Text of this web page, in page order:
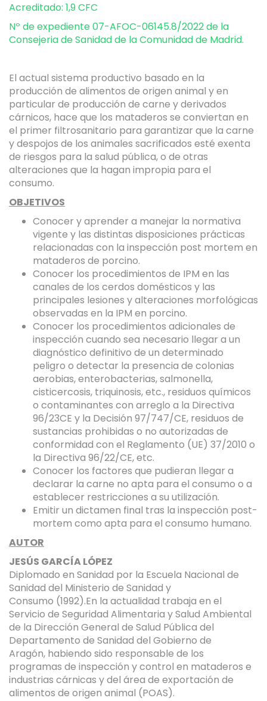
Acreditado: 1,9 CFC
Nº de expediente 07-AFOC-06145.8/2022 de la
Consejeria de Sanidad de la Comunidad de Madrid.
El actual sistema productivo basado en la
producción de alimentos de origen animal y en
particular de producción de carne y derivados
cárnicos, hace que los mataderos se conviertan en
el primer filtrosanitario para garantizar que la carne
y despojos de los animales sacrificados esté exenta
de riesgos para la salud pública, o de otras
alteraciones que la hagan impropia para el
consumo.
OBJETIVOS
Conocer y aprender a manejar la normativa
vigente y las distintas disposiciones prácticas
relacionadas con la inspección post mortem en
mataderos de porcino.
Conocer los procedimientos de IPM en las
canales de los cerdos domésticos y las
principales lesiones y alteraciones morfológicas
observadas en la IPM en porcino.
Conocer los procedimientos adicionales de
inspección cuando sea necesario llegar a un
diagnóstico definitivo de un determinado
peligro o detectar la presencia de colonias
aerobias, enterobacterias, salmonella,
cisticercosis, triquinosis, etc., residuos químicos
o contaminantes con arreglo a la Directiva
96/23CE y la Decisión 97/747/CE, residuos de
sustancias prohibidas o no autorizadas de
conformidad con el Reglamento (UE) 37/2010 o
la Directiva 96/22/CE, etc.
Conocer los factores que pudieran llegar a
declarar la carne no apta para el consumo o a
establecer restricciones a su utilización.
Emitir un dictamen final tras la inspección post-
mortem como apta para el consumo humano.
AUTOR
JESÚS GARCÍA LÓPEZ
Diplomado en Sanidad por la Escuela Nacional de
Sanidad del Ministerio de Sanidad y
Consumo (1992).En la actualidad trabaja en el
Servicio de Seguridad Alimentaria y Salud Ambiental
de la Dirección General de Salud Pública del
Departamento de Sanidad del Gobierno de
Aragón, habiendo sido responsable de los
programas de inspección y control en mataderos e
industrias cárnicas y del área de exportación de
alimentos de origen animal (POAS).